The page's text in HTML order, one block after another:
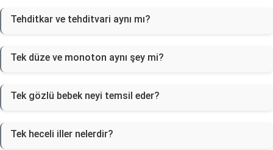
Tehditkar ve tehditvari aynı mı?
Tek düze ve monoton aynı şey mi?
Tek gözlü bebek neyi temsil eder?
Tek heceli iller nelerdir?